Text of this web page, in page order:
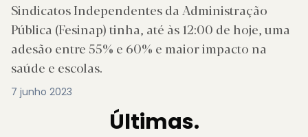
Sindicatos Independentes da Administração
Pública (Fesinap) tinha, até às 12:00 de hoje, uma
adesão entre 55% e 60% e maior impacto na
saúde e escolas.
7 junho 2023
Últimas.